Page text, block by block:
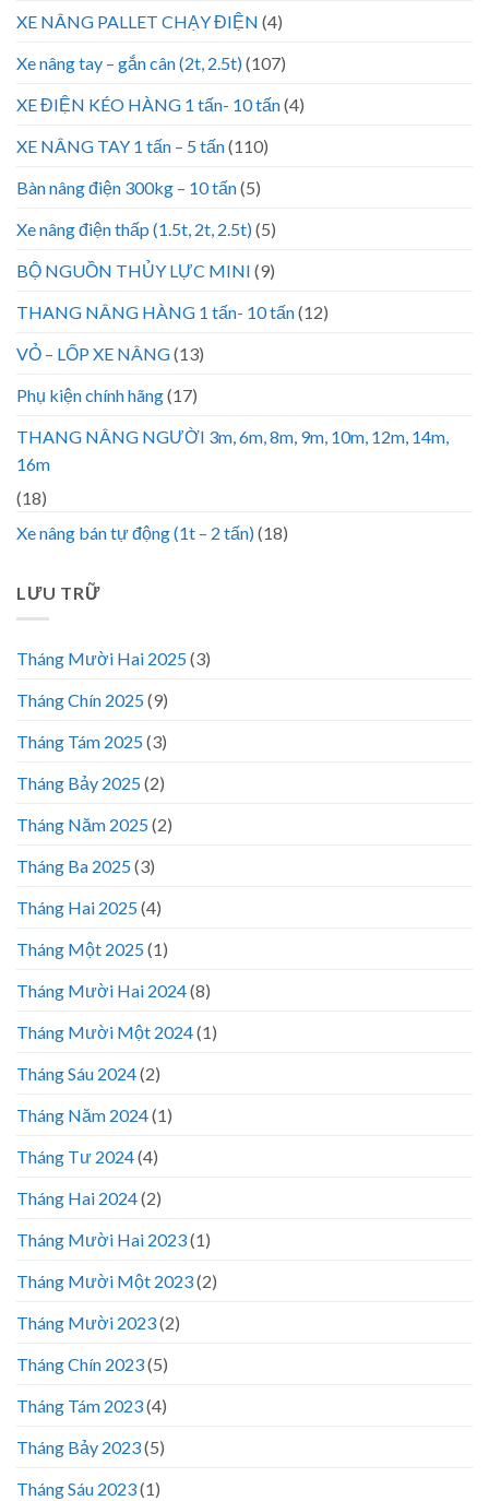
XE NÂNG PALLET CHẠY ĐIỆN (4)
Xe nâng tay – gắn cân (2t, 2.5t)(107)
XE ĐIỆN KÉO HÀNG 1 tấn- 10 tấn(4)
XE NÂNG TAY 1 tấn – 5 tấn(110)
Bàn nâng điện 300kg – 10 tấn(5)
Xe nâng điện thấp (1.5t, 2t, 2.5t)(5)
BỘ NGUỒN THỦY LỰC MINI (9)
THANG NÂNG HÀNG 1 tấn- 10 tấn(12)
VỎ – LỐP XE NÂNG(13)
Phụ kiện chính hãng(17)
THANG NÂNG NGƯỜI 3m, 6m, 8m, 9m, 10m, 12m, 14m,
16m
(18)
Xe nâng bán tự động (1t – 2 tấn)(18)
LƯU TRỮ
Tháng Mười Hai 2025(3)
Tháng Chín 2025(9)
Tháng Tám 2025(3)
Tháng Bảy 2025(2)
Tháng Năm 2025(2)
Tháng Ba 2025(3)
Tháng Hai 2025(4)
Tháng Một 2025(1)
Tháng Mười Hai 2024(8)
Tháng Mười Một 2024(1)
Tháng Sáu 2024(2)
Tháng Năm 2024(1)
Tháng Tư 2024(4)
Tháng Hai 2024(2)
Tháng Mười Hai 2023(1)
Tháng Mười Một 2023(2)
Tháng Mười 2023(2)
Tháng Chín 2023(5)
Tháng Tám 2023(4)
Tháng Bảy 2023(5)
Tháng Sáu 2023(1)